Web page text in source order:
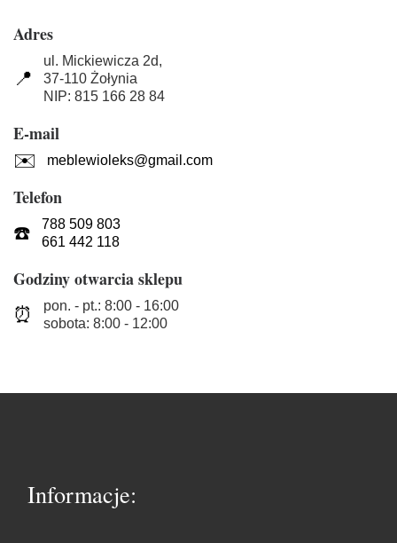
Adres
📍
ul. Mickiewicza 2d,
37-110 Żołynia
NIP: 815 166 28 84
E-mail
✉️ meblewioleks@gmail.com
Telefon
☎️
788 509 803
661 442 118
Godziny otwarcia sklepu
⏰
pon. - pt.: 8:00 - 16:00
sobota: 8:00 - 12:00
Informacje: